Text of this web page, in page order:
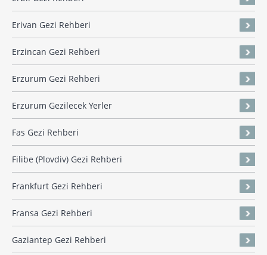
Erivan Gezi Rehberi
Erzincan Gezi Rehberi
Erzurum Gezi Rehberi
Erzurum Gezilecek Yerler
Fas Gezi Rehberi
Filibe (Plovdiv) Gezi Rehberi
Frankfurt Gezi Rehberi
Fransa Gezi Rehberi
Gaziantep Gezi Rehberi